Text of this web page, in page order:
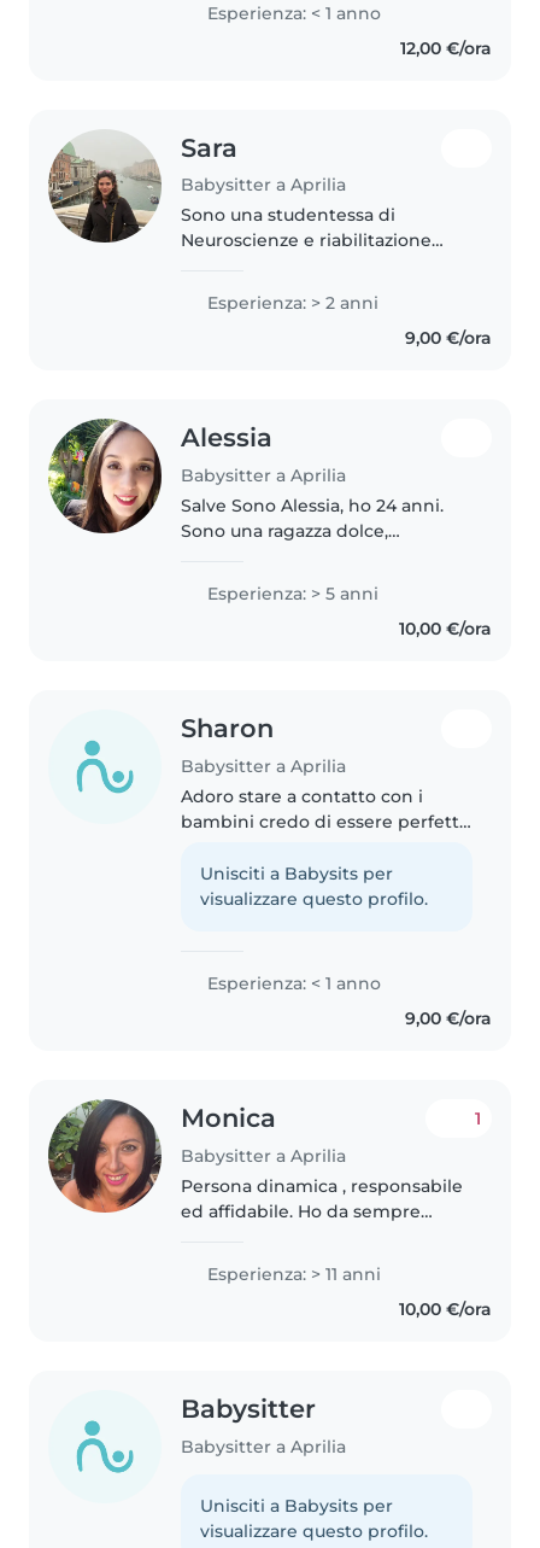
esperienza con bambini in età
prescolare e scolare, e mi piace..
Esperienza: < 1 anno
12,00 €/ora
Sara
Babysitter a Aprilia
Sono una studentessa di
Neuroscienze e riabilitazione
ho trascorso 4 anni a Londra per
lavoro e studio, quindi parlo
inglese fluentemente. Adoro la..
Esperienza: > 2 anni
9,00 €/ora
Alessia
Babysitter a Aprilia
Salve Sono Alessia, ho 24 anni.
Sono una ragazza dolce,
crescere i bambini. Nonostante
gli altri lavori che ho svolto, i
bambini hanno avuto la priorità...
Esperienza: > 5 anni
10,00 €/ora
Sharon
Babysitter a Aprilia
Adoro stare a contatto con i
bambini credo di essere perfetta
bambini. Ho esperienza con
bambini di diverse età e mi
Unisciti a Babysits per
visualizzare questo profilo.
Esperienza: < 1 anno
9,00 €/ora
Monica
Babysitter a Aprilia
1
Persona dinamica , responsabile
ed affidabile. Ho da sempre
figlie di 19 e 16 anni. Ho diploma
maestra. Sono disponibile per
Esperienza: > 11 anni
10,00 €/ora
Babysitter
Babysitter a Aprilia
Unisciti a Babysits per
visualizzare questo profilo.